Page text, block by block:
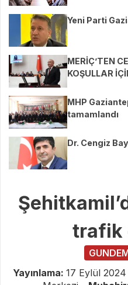
Yeni Parti
MERİÇ’TEN
KOŞULLAR
MHP
tamamlandı
Dr. Cengiz
trafik
Yayınlama: 17 Eylül 2024